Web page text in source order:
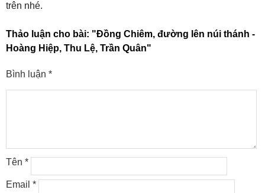
trên nhé.
Thảo luận cho bài: "Đồng Chiêm, đường lên núi thánh -
Hoàng Hiệp, Thu Lệ, Trần Quân"
Bình luận *
Tên *
Email *